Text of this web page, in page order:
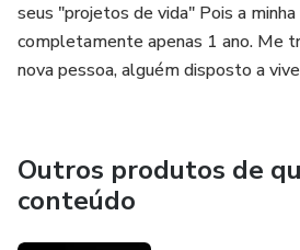
seus "projetos de vida" Pois a
completamente apenas 1 ano. Me
nova pessoa, alguém disposto a
Outros produtos de
conteúdo